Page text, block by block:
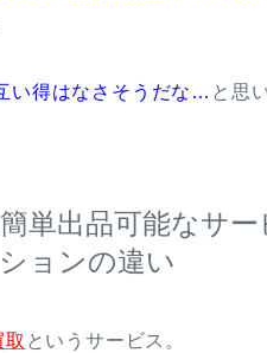
い得はなさそうだな… と思
単出品可能なサ
ョンの違い
というサービス。